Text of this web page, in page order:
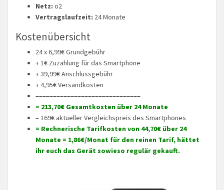
Netz: o2
Vertragslaufzeit: 24 Monate
Kostenübersicht
24 x 6,99€ Grundgebühr
+ 1€ Zuzahlung für das Smartphone
+ 39,99€ Anschlussgebühr
+ 4,95€ Versandkosten
==============================
= 213,70€ Gesamtkosten über 24 Monate
– 169€ aktueller Vergleichspreis des Smartphones
= Rechnerische Tarifkosten von 44,70€ über 24
Monate = 1,86€/Monat für den reinen Tarif, hättet
ihr euch das Gerät sowieso regulär gekauft.